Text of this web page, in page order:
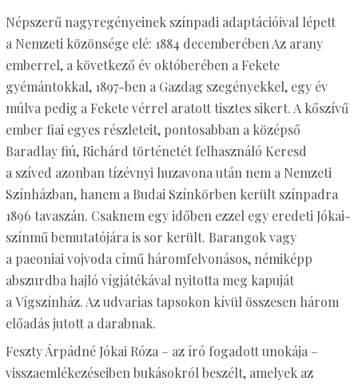
Népszerű nagyregényeinek színpadi adaptációival lépett
a Nemzeti közönsége elé: 1884 decemberében Az arany
emberrel, a következő év októberében a Fekete
gyémántokkal, 1897-ben a Gazdag szegényekkel, egy év
múlva pedig a Fekete vérrel aratott tisztes sikert. A kőszívű
ember fiai egyes részleteit, pontosabban a középső
Baradlay fiú, Richárd történetét felhasználó Keresd
a szíved azonban tízévnyi huzavona után nem a Nemzeti
Színházban, hanem a Budai Színkörben került színpadra
1896 tavaszán. Csaknem egy időben ezzel egy eredeti Jókai-
színmű bemutatójára is sor került. Barangok vagy
a paeoniai vojvoda című háromfelvonásos, némiképp
abszurdba hajló vígjátékával nyitotta meg kapuját
a Vígszínház. Az udvarias tapsokon kívül összesen három
előadás jutott a darabnak.
Feszty Árpádné Jókai Róza – az író fogadott unokája –
visszaemlékezéseiben bukásokról beszélt, amelyek az